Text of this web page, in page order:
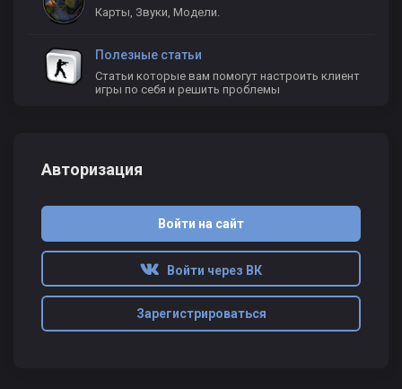
Авторизация
Войти на сайт
Войти через ВК
Зарегистрироваться
Карты, Звуки, Модели.
Полезные статьи
Статьи которые вам помогут настроить клиент
игры по себя и решить проблемы